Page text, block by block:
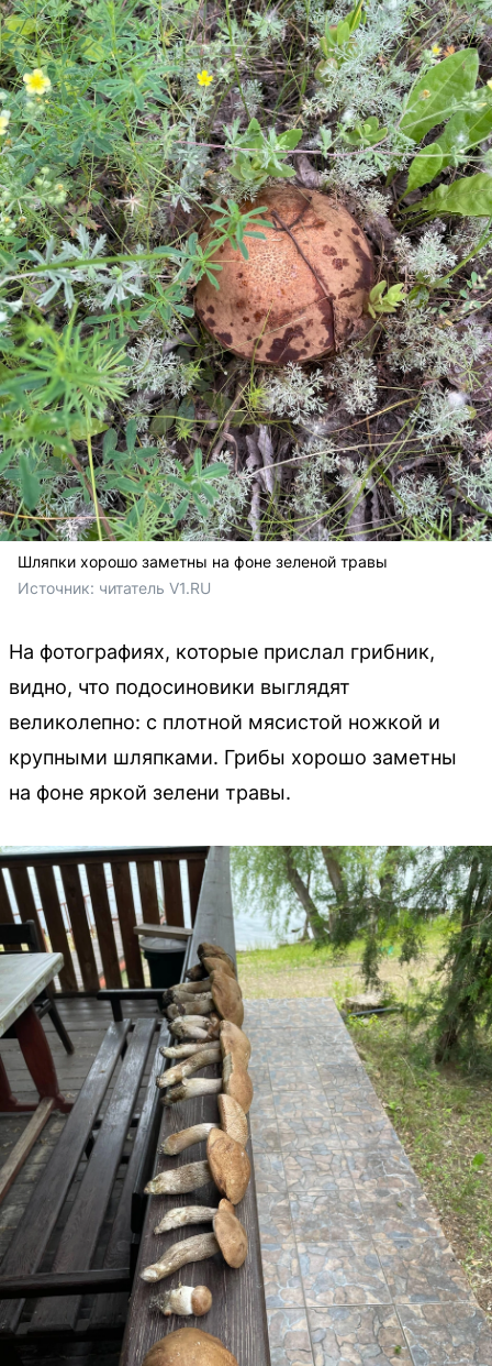
Шляпки хорошо заметны на фоне зеленой травы
Источник: читатель V1.RU
На фотографиях, которые прислал грибник,
видно, что подосиновики выглядят
великолепно: с плотной мясистой ножкой и
крупными шляпками. Грибы хорошо заметны
на фоне яркой зелени травы.